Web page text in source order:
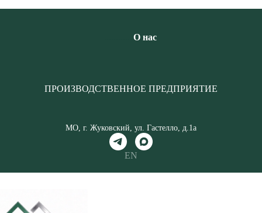
О нас
ПРОИЗВОДСТВЕННОЕ ПРЕДПРИЯТИЕ
МО, г. Жуковский, ул. Гастелло, д.1а
EN